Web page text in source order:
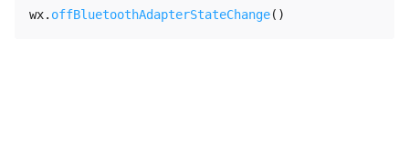
wx. offBluetoothAdapterStateChange( )